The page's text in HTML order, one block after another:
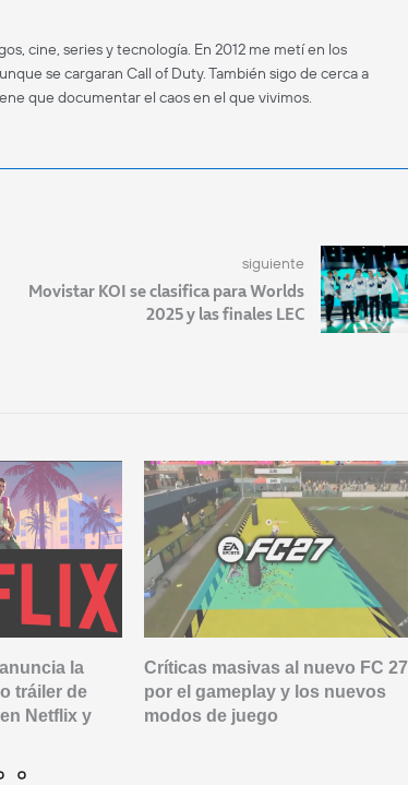
cine, series y tecnología. En 2012 me metí en los
se cargaran Call of Duty. También sigo de cerca a
que documentar el caos en el que vivimos.
siguiente
Movistar KOI se clasifica para Worlds
2025 y las finales LEC
la
tráiler de
Netflix y
Críticas masivas al nuevo FC 27
por el gameplay y los nuevos
modos de juego